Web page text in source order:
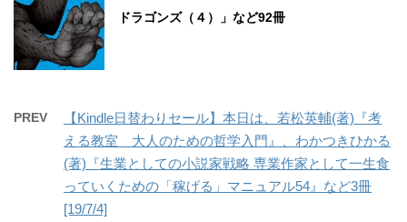
ドラゴンズ（４）」など92冊
PREV
【Kindle日替わりセール】本日は、若松英輔(著)『考
える教室 大人のための哲学入門』、わかつきひかる
(著)『生業としての小説家戦略 専業作家として一生食
っていくための「稼げる」マニュアル54』など3冊
[19/7/4]